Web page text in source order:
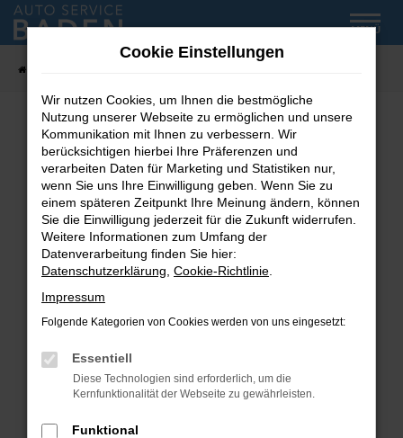
Zum
Hauptinhalt
MENÜ
Fehler: Network Error
Beim Laden ist ein Fehler aufgetreten.
Hier sind ein paar Tipps, die dir helfen können:
Überprüfe deine Firewall und deine
Internetverbindung.
Laden andere Webseiten, zum Beispiel deine
Suchmaschine?
Prüfe deine Browsererweiterungen.
können das Laden bestimmter Seiten
verhindern. Funktioniert die Seite in einem
Fenster?
Cookie Einstellungen
Wir nutzen Cookies, um Ihnen die bestmögliche
Nutzung unserer Webseite zu ermöglichen und unsere
Kommunikation mit Ihnen zu verbessern. Wir
berücksichtigen hierbei Ihre Präferenzen und
verarbeiten Daten für Marketing und Statistiken nur,
wenn Sie uns Ihre Einwilligung geben. Wenn Sie zu
einem späteren Zeitpunkt Ihre Meinung ändern, können
Sie die Einwilligung jederzeit für die Zukunft widerrufen.
Weitere Informationen zum Umfang der
Datenverarbeitung finden Sie hier:
Datenschutzerklärung Cookie-Richtlinie
Impressum
Folgende Kategorien von Cookies werden von uns eingesetzt:
Essentiell
Diese Technologien sind erforderlich, um die
Kernfunktionalität der Webseite zu gewährleisten.
Funktional